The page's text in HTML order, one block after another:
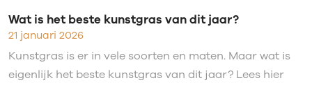
Wat is het beste kunstgras van dit jaar?
21 januari 2026
Kunstgras is er in vele soorten en maten. Maar wat is
eigenlijk het beste kunstgras van dit jaar? Lees hier